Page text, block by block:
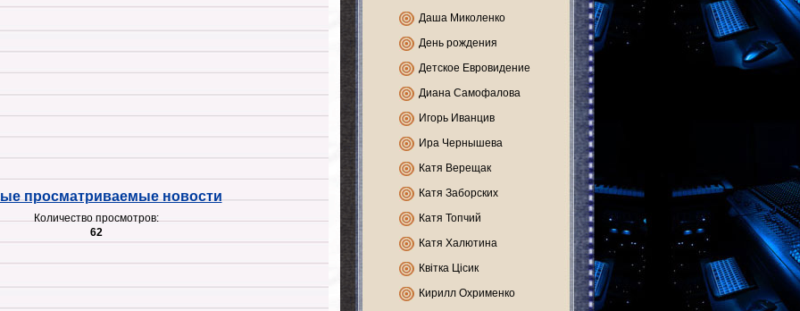
просматриваемые новости
Количество просмотров:
62
Даша Миколенко
День рождения
Детское Евровидение
Диана Самофалова
Игорь Иванцив
Ира Чернышева
Катя Верещак
Катя Заборских
Катя Топчий
Катя Халютина
Квітка Цісик
Кирилл Охрименко